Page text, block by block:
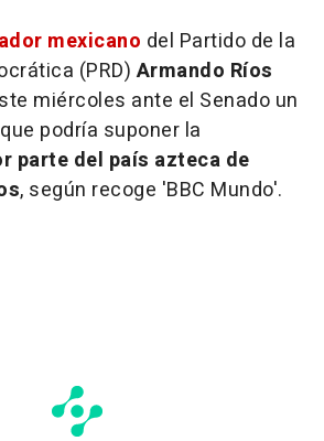
mexicano del Partido de la
(PRD) Armando Ríos
miércoles ante el Senado un
podría suponer la
parte del país azteca de
, según recoge 'BBC Mundo'.